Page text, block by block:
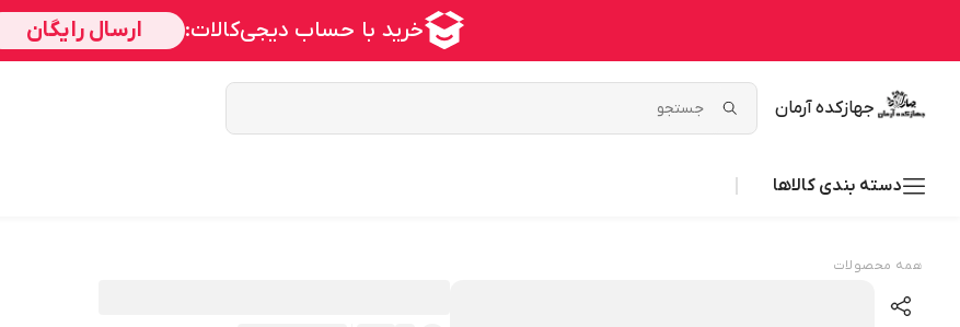
جهازکده آرمان
دسته بندی کالاها
همه محصولات